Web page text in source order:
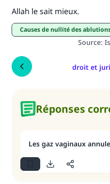
Allah le sait mieux.
causes de nullité des
Source:
droit et
Réponses
Les gaz vaginaux